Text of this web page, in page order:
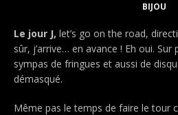
BIJOU
Le jour J, let’s go on the road,
sûr, j’arrive… en avance ! Eh oui. Sur
sympas de fringues et aussi de
démasqué.
Même pas le temps de faire le tour